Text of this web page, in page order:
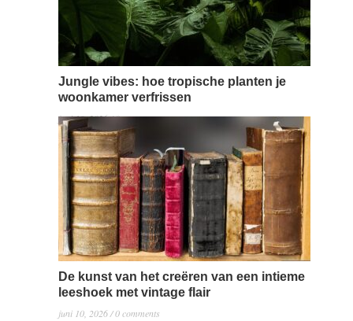
Jungle vibes: hoe tropische planten je
woonkamer verfrissen
juni 13, 2026 / 0 comments
Het toevoegen van tropische planten aan je
woonkamer creëert niet alleen een exotische sfeer,
maar biedt ook een scala aan voordelen. Voor
huisdiereigenaren is het van cruciaal belang dat deze
groene vrienden veilig zijn voor dieren. Het vinden van
planten die zowel uw huisdieren als uw woonruimte
verfrissen, vereist zorgvuldige selectie en aandacht
voor detail….
Read more →
De kunst van het creëren van een intieme
leeshoek met vintage flair
juni 10, 2026 / 0 comments